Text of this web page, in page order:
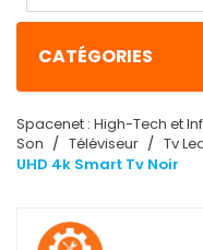
CATÉGORIES
Spacenet : High-Tech et
Son
Téléviseur Tv
UHD 4k Smart Tv Noir